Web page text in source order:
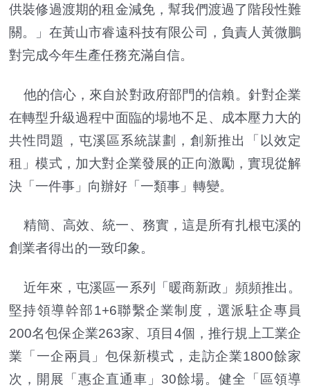
供裝修過渡期的租金減免，幫我們渡過了階段性難
關。」在黃山市睿遠科技有限公司，負責人黃微鵬
對完成今年生產任務充滿自信。
他的信心，來自於對政府部門的信賴。針對企業
在轉型升級過程中面臨的場地不足、成本壓力大的
共性問題，屯溪區系統謀劃，創新推出「以效定
租」模式，加大對企業發展的正向激勵，實現從解
決「一件事」向辦好「一類事」轉變。
精簡、高效、統一、務實，這是所有扎根屯溪的
創業者得出的一致印象。
近年來，屯溪區一系列「暖商新政」頻頻推出。
堅持領導幹部1+6聯繫企業制度，選派駐企專員
200名包保企業263家、項目4個，推行規上工業企
業「一企兩員」包保新模式，走訪企業1800餘家
次，開展「惠企直通車」30餘場。健全「區領導